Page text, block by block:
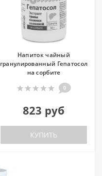
Напиток чайный
гранулированный Гепатосол
на сорбите
0
823 руб
КУПИТЬ